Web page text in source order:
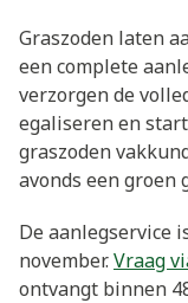
Graszoden laten
een complete
verzorgen de
egaliseren en
graszoden
avonds een groen
De aanlegservice
november.Vraag
ontvangt binnen